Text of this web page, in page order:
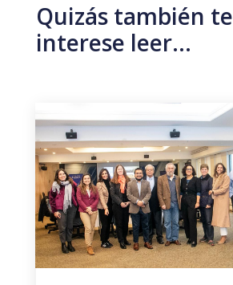
Quizás también te
interese leer…